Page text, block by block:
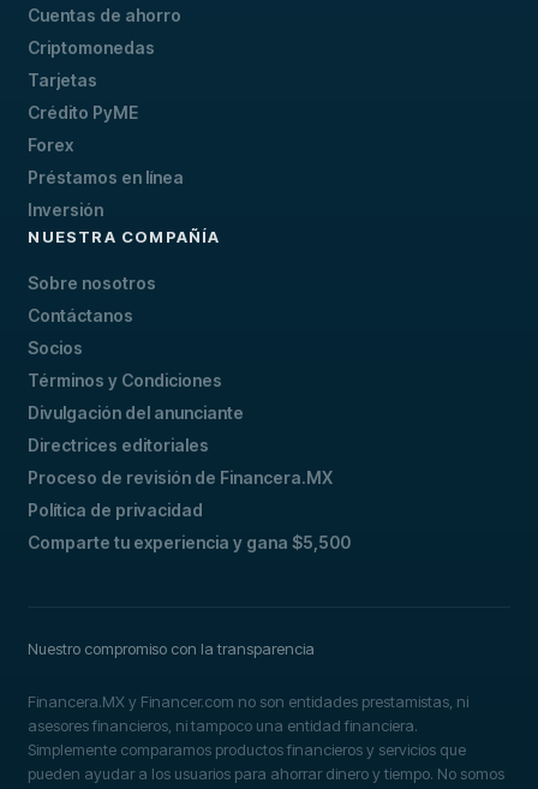
Cuentas de ahorro
Criptomonedas
Tarjetas
Crédito PyME
Forex
Préstamos en línea
Inversión
NUESTRA COMPAÑÍA
Sobre nosotros
Contáctanos
Socios
Términos y Condiciones
Divulgación del anunciante
Directrices editoriales
Proceso de revisión de Financera.MX
Política de privacidad
Comparte tu experiencia y gana $5,500
Nuestro compromiso con la transparencia
Financera.MX y Financer.com no son entidades prestamistas, ni
asesores financieros, ni tampoco una entidad financiera.
Simplemente comparamos productos financieros y servicios que
pueden ayudar a los usuarios para ahorrar dinero y tiempo. No somos